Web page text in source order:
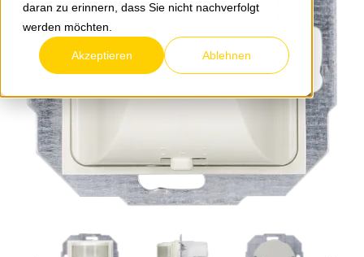
daran zu erinnern, dass Sie nicht nachverfolgt
werden möchten.
Akzeptieren Ablehnen